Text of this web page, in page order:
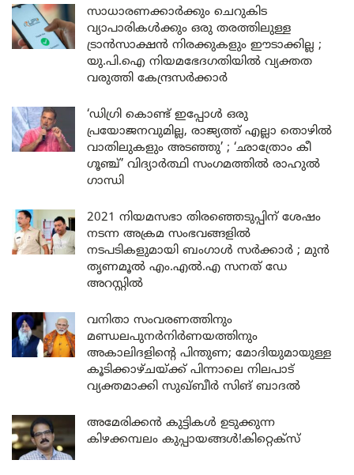
സാധാരണക്കാർക്കും ചെറുകിട
വ്യാപാരികൾക്കും ഒരു തരത്തിലുള്ള
ട്രാൻസാക്ഷൻ നിരക്കുകളും ഈടാക്കില്ല ;
യു.പി.ഐ നിയമഭേദഗതിയിൽ വ്യക്തത
വരുത്തി കേന്ദ്രസർക്കാർ
‘ഡിഗ്രി കൊണ്ട് ഇപ്പോൾ ഒരു
പ്രയോജനവുമില്ല, രാജ്യത്ത് എല്ലാ തൊഴിൽ
വാതിലുകളും അടഞ്ഞു’ ; ‘ഛാത്രോം കീ
ഗൂഞ്ച്’ വിദ്യാർത്ഥി സംഗമത്തിൽ രാഹുൽ
ഗാന്ധി
2021 നിയമസഭാ തിരഞ്ഞെടുപ്പിന് ശേഷം
നടന്ന അക്രമ സംഭവങ്ങളിൽ
നടപടികളുമായി ബംഗാൾ സർക്കാർ ; മുൻ
തൃണമൂൽ എം.എൽ.എ സനത് ഡേ
അറസ്റ്റിൽ
വനിതാ സംവരണത്തിനും
മണ്ഡലപുനർനിർണയത്തിനും
അകാലിദളിന്റെ പിന്തുണ; മോദിയുമായുള്ള
കൂടിക്കാഴ്ചയ്ക്ക് പിന്നാലെ നിലപാട്
വ്യക്തമാക്കി സുഖ്ബീർ സിങ് ബാദൽ
അമേരിക്കൻ കുട്ടികൾ ഉടുക്കുന്ന
കിഴക്കമ്പലം കുപ്പായങ്ങൾ!കിറ്റെക്സ്